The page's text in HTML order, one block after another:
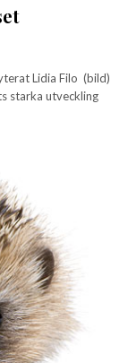
Lidia Filo (bild)
starka utveckling